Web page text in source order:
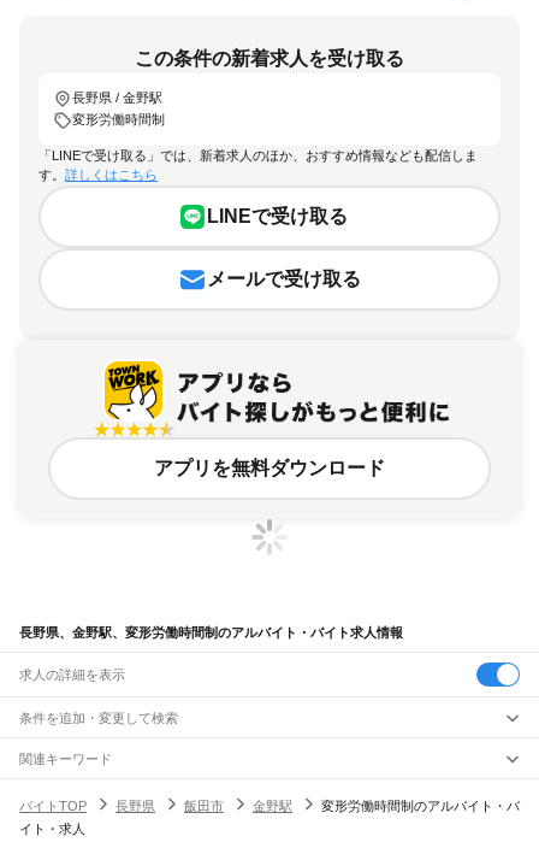
この条件の新着求人を受け取る
長野県 / 金野駅
変形労働時間制
「LINEで受け取る」では、新着求人のほか、おすすめ情報なども配信しま
す。 詳しくはこちら
LINEで受け取る
メールで受け取る
アプリを無料ダウンロード
長野県、金野駅、変形労働時間制のアルバイト・バイト求人情報
求人の詳細を表示
条件を追加・変更して検索
市区町村を追加・変更
長野県すべて
長野市
駅を追加・変更
職種を追加・変更
関連キーワード
バイトTOP
長野県 飯田市 金野駅
変形労働時間制のアルバイト・バ
イト・求人